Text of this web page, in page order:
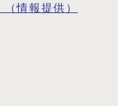
情報提供）